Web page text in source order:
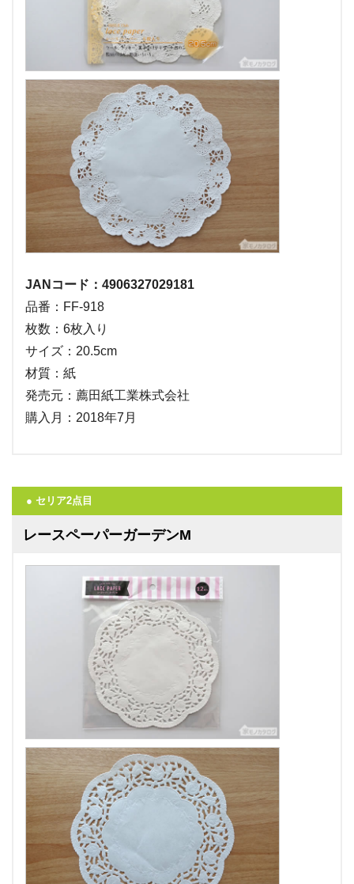
JANコード：4906327029181
品番：FF-918
枚数：6枚入り
サイズ：20.5cm
材質：紙
発売元：薦田紙工業株式会社
購入月：2018年7月
● セリア2点目
レースペーパーガーデンM